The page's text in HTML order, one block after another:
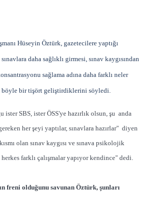
Hüseyin Öztürk, gazetecilere yaptığı
daha sağlıklı girmesi, sınav kaygısından
sağlama adına daha farklı neler
bir tişört geliştirdiklerini söyledi.
SBS, ister ÖSS'ye hazırlık olsun, şu anda
her şeyi yaptılar, sınavlara hazırlar" diyen
olan sınav kaygısı ve sınava psikolojik
farklı çalışmalar yapıyor kendince" dedi.
freni olduğunu savunan Öztürk, şunları